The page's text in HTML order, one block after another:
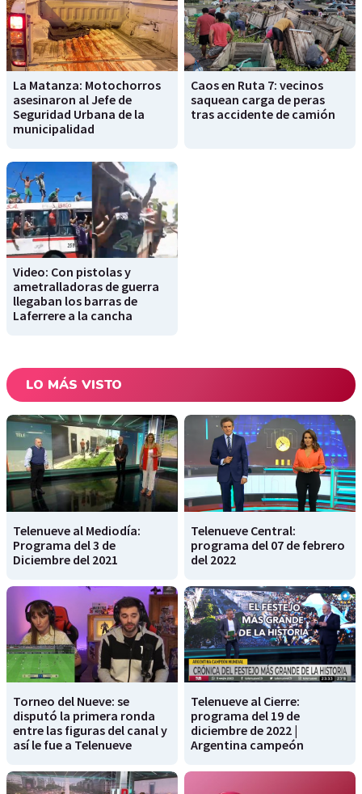
La Matanza: Motochorros
asesinaron al Jefe de
Seguridad Urbana de la
municipalidad
Caos en Ruta 7: vecinos
saquean carga de peras
tras accidente de camión
Video: Con pistolas y
ametralladoras de guerra
llegaban los barras de
Laferrere a la cancha
LO MÁS VISTO
Telenueve al Mediodía:
Programa del 3 de
Diciembre del 2021
Telenueve Central:
programa del 07 de febrero
del 2022
Torneo del Nueve: se
disputó la primera ronda
entre las figuras del canal y
así le fue a Telenueve
Telenueve al Cierre:
programa del 19 de
diciembre de 2022 |
Argentina campeón